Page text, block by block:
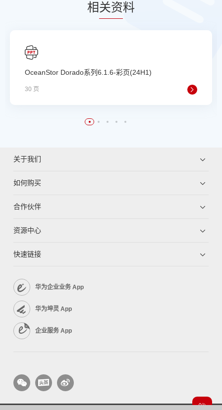
相关资料
OceanStor Dorado系列6.1.6-彩页(24H1)
30 页
关于我们
如何购买
合作伙伴
资源中心
快速链接
华为企业业务 App
华为坤灵 App
企业服务 App